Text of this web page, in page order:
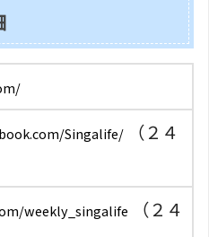
Singalife/
（２４
weekly_singalife
（２４